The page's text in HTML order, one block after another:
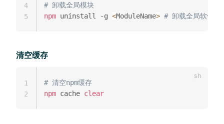
# 卸载全局模块
npm uninstall -g <ModuleName> # 卸载全局软件包
4
5
清空缓存
# 清空npm缓存
npm cache clear
1
2